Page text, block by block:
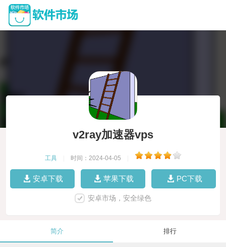
v2ray加速器vps
工具 时间：2024-04-05
安卓下载 苹果下载 PC下载
安卓市场，安全绿色
简介 排行